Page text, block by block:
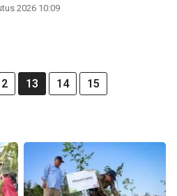
2026 10:09
13 14 15